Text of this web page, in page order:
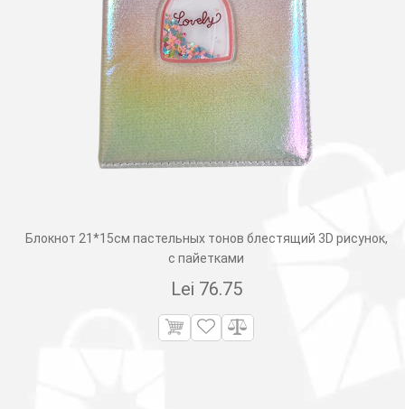
Блокнот 21*15см пастельных тонов блестящий 3D рисунок,
с пайетками
Lei 76.75